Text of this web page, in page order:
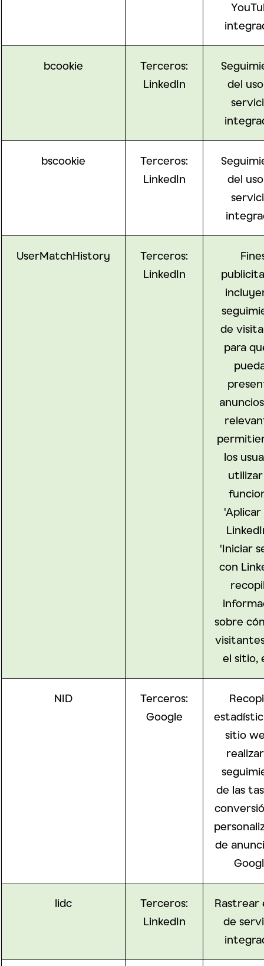
bcookie
Terceros:
LinkedIn
del
bscookie
Terceros:
LinkedIn
del
UserMatchHistory
Terceros:
LinkedIn
de
para
los
utilizar
'Aplicar
'Iniciar
con
sobre
el sitio,
NID
Terceros:
Google
sitio
de las
de
lidc
Terceros:
LinkedIn
Rastrear
de